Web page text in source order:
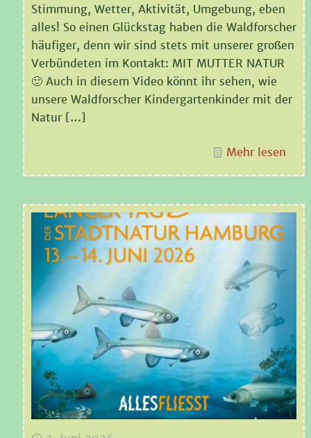
Stimmung, Wetter, Aktivität, Umgebung, eben
alles! So einen Glückstag haben die Waldforscher
häufiger, denn wir sind stets mit unserer großen
Verbündeten im Kontakt: MIT MUTTER NATUR
🙂 Auch in diesem Video könnt ihr sehen, wie
unsere Waldforscher Kindergartenkinder mit der
Natur[…]
Mehr lesen